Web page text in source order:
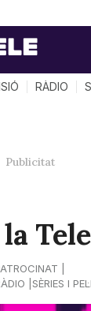
RÀDIO
Tele
SÈRIES I